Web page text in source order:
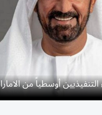
أوسطياً من